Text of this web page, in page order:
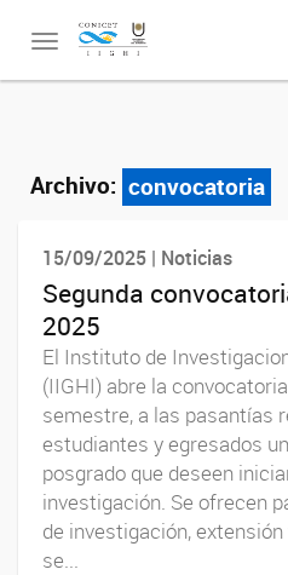
Toggle
Archivo: convocatoria
15/09/2025 | Noticias
Segunda
2025
El Instituto de
(IIGHI) abre la
semestre, a las pasantías
estudiantes y egresados
posgrado que deseen
investigación. Se ofrecen
de investigación,
se...